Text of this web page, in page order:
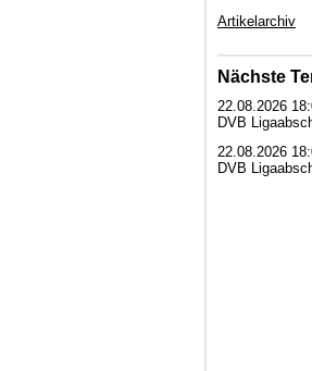
Artikelarchiv
Nächste
22.08.2026
DVB
22.08.2026
DVB